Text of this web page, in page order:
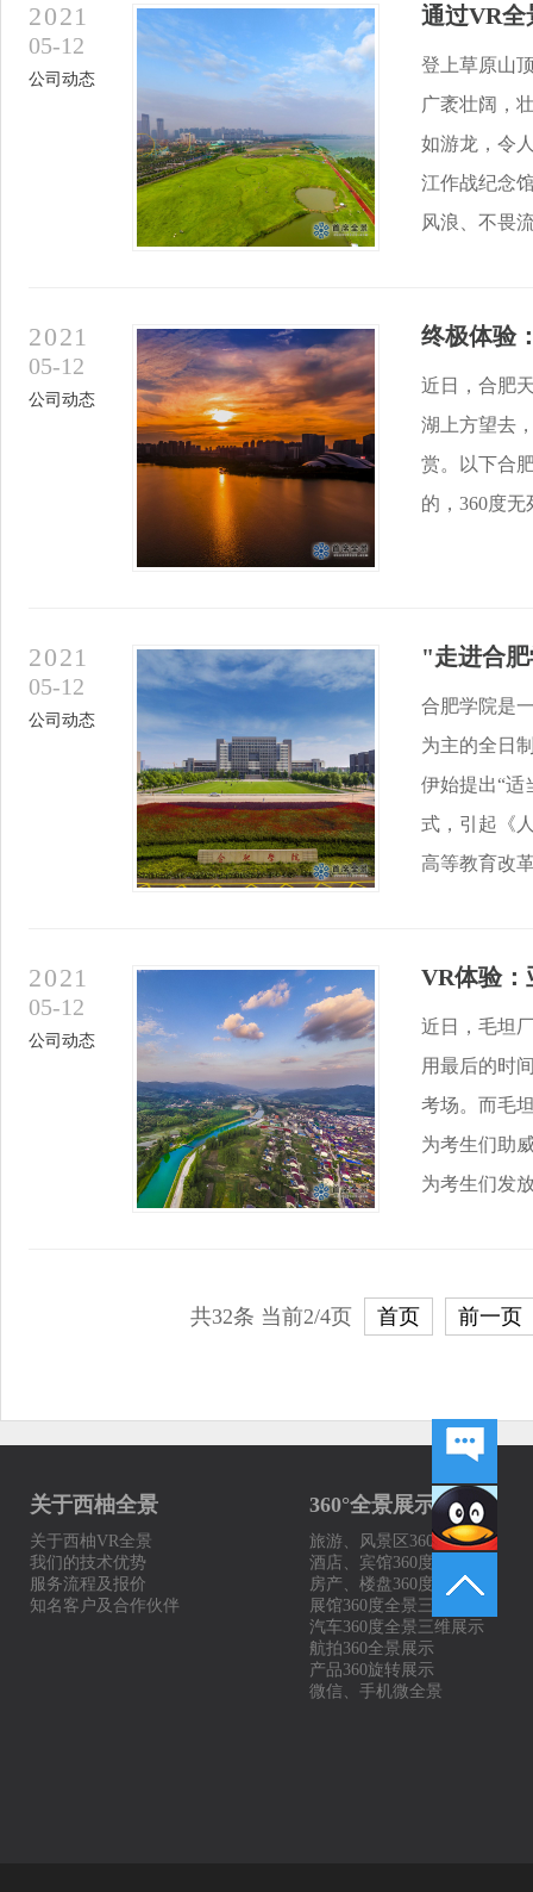
2021
05-12
公司动态
通过VR
登上草原山
广袤壮阔，
如游龙，令
江作战纪念
风浪、不畏
2021
05-12
公司动态
终极体验
近日，合肥
湖上方望去
赏。以下合
的，360度
2021
05-12
公司动态
"走进合
合肥学院是
为主的全日
伊始提出“适
式，引起《
高等教育改
2021
05-12
公司动态
VR体验：
近日，毛坦
用最后的时
考场。而毛
为考生们助
为考生们发
共32条 当前2/4页 首页 前一页
关于西柚全景
关于西柚VR全景
我们的技术优势
服务流程及报价
知名客户及合作伙伴
360°全景展示案例
旅游、风景区360度全景
酒店、宾馆360度展示
房产、楼盘360度全景
展馆360度全景三维展示
汽车360度全景三维展示
航拍360全景展示
产品360旋转展示
微信、手机微全景